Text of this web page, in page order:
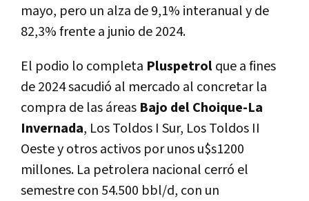
mayo, pero un alza de 9,1% interanual y de
82,3% frente a junio de 2024.
El podio lo completa Pluspetrolque a fines
de 2024 sacudió al mercado al concretar la
compra de las áreas Bajo del Choique-La
Invernada, Los Toldos I Sur, Los Toldos II
Oeste y otros activos por unos u$s1200
millones. La petrolera nacional cerró el
semestre con 54.500 bbl/d, con un